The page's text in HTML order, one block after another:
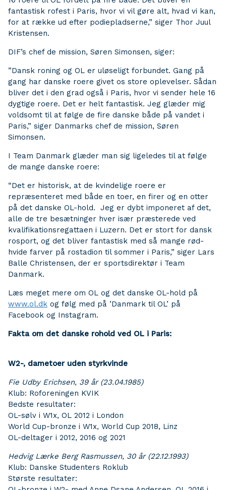
fantastisk rofest i Paris, hvor vi vil gøre alt, hvad vi kan,
for at række ud efter podiepladserne,” siger Thor Juul
Kristensen.
DIF’s chef de mission, Søren Simonsen, siger:
”Dansk roning og OL er uløseligt forbundet. Gang på
gang har danske roere givet os store oplevelser. Sådan
bliver det i den grad også i Paris, hvor vi sender hele 16
dygtige roere. Det er helt fantastisk. Jeg glæder mig
voldsomt til at følge de fire danske både på vandet i
Paris,” siger Danmarks chef de mission, Søren
Simonsen.
I Team Danmark glæder man sig ligeledes til at følge
de mange danske roere:
“Det er historisk, at de kvindelige roere er
repræsenteret med både en toer, en firer og en otter
på det danske OL-hold. Jeg er dybt imponeret af det,
alle de tre besætninger hver især præsterede ved
kvalifikationsregattaen i Luzern. Det er stort for dansk
rosport, og det bliver fantastisk med så mange rød-
hvide farver på rostadion til sommer i Paris,” siger Lars
Balle Christensen, der er sportsdirektør i Team
Danmark.
Læs meget mere om OL og det danske OL-hold på
www.ol.dk og følg med på ’Danmark til OL’ på
Facebook og Instagram.
Fakta om det danske rohold ved OL i Paris:
W2-, dametoer uden styrkvinde
Fie Udby Erichsen, 39 år (23.04.1985)
Klub: Roforeningen KVIK
Bedste resultater:
OL-sølv i W1x, OL 2012 i London
World Cup-bronze i W1x, World Cup 2018, Linz
OL-deltager i 2012, 2016 og 2021
Hedvig Lærke Berg Rasmussen, 30 år (22.12.1993)
Klub: Danske Studenters Roklub
Største resultater: